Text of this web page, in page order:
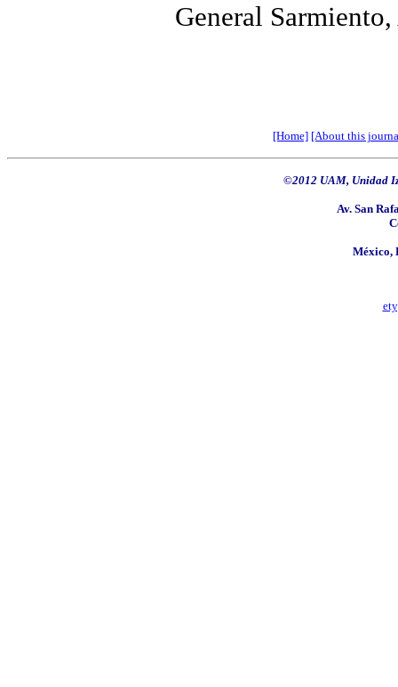
General
[Home] [About this
©2012 UAM, Unidad
Av. San
México,